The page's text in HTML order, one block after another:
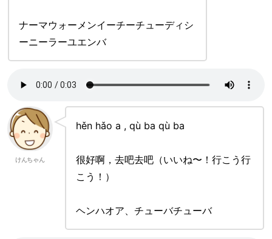
ナーマウォーメンイーチーチューディシ
ーニーラーユエンバ
けんちゃん
hěn hǎo a , qù ba qù ba
很好啊，去吧去吧（いいね〜！行こう行
こう！）
ヘンハオア、チューバチューバ